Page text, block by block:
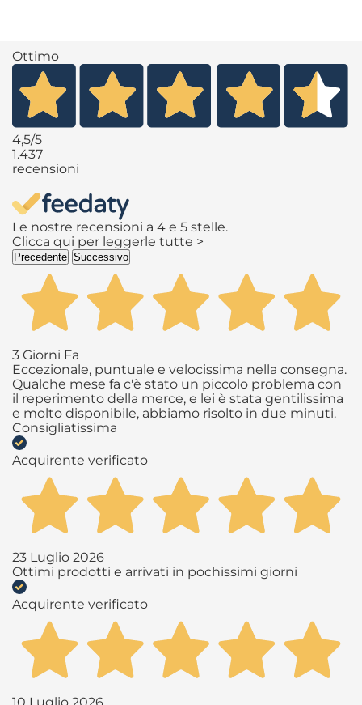
Ottimo
4,5/5
1.437
recensioni
Le nostre recensioni a 4 e 5 stelle.
Clicca qui per leggerle tutte >
Precedente Successivo
3 Giorni Fa
Eccezionale, puntuale e velocissima nella consegna.
Qualche mese fa c'è stato un piccolo problema con
il reperimento della merce, e lei è stata gentilissima
e molto disponibile, abbiamo risolto in due minuti.
Consigliatissima
Acquirente verificato
23 Luglio 2026
Ottimi prodotti e arrivati in pochissimi giorni
Acquirente verificato